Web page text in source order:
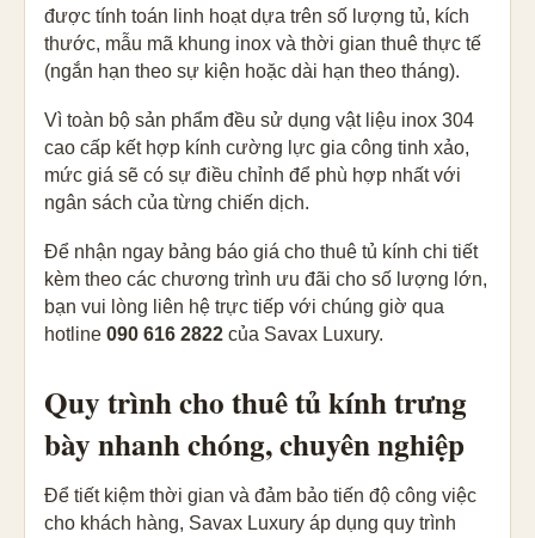
được tính toán linh hoạt dựa trên số lượng tủ, kích
thước, mẫu mã khung inox và thời gian thuê thực tế
(ngắn hạn theo sự kiện hoặc dài hạn theo tháng).
Vì toàn bộ sản phẩm đều sử dụng vật liệu inox 304
cao cấp kết hợp kính cường lực gia công tinh xảo,
mức giá sẽ có sự điều chỉnh để phù hợp nhất với
ngân sách của từng chiến dịch.
Để nhận ngay bảng báo giá cho thuê tủ kính chi tiết
kèm theo các chương trình ưu đãi cho số lượng lớn,
bạn vui lòng liên hệ trực tiếp với chúng giờ qua
hotline 090 616 2822 của Savax Luxury.
Quy trình cho thuê tủ kính trưng
bày nhanh chóng, chuyên nghiệp
Để tiết kiệm thời gian và đảm bảo tiến độ công việc
cho khách hàng, Savax Luxury áp dụng quy trình